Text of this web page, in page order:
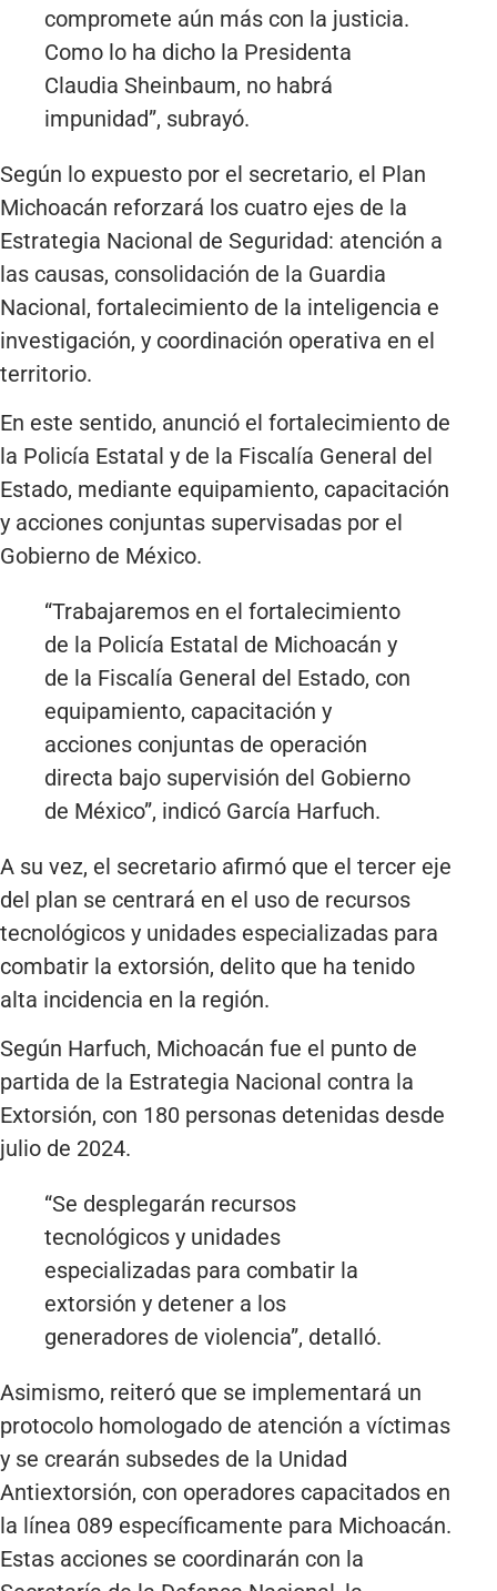
compromete aún más con la justicia.
Como lo ha dicho la Presidenta
Claudia Sheinbaum, no habrá
impunidad”, subrayó.
Según lo expuesto por el secretario, el Plan
Michoacán reforzará los cuatro ejes de la
Estrategia Nacional de Seguridad: atención a
las causas, consolidación de la Guardia
Nacional, fortalecimiento de la inteligencia e
investigación, y coordinación operativa en el
territorio.
En este sentido, anunció el fortalecimiento de
la Policía Estatal y de la Fiscalía General del
Estado, mediante equipamiento, capacitación
y acciones conjuntas supervisadas por el
Gobierno de México.
“Trabajaremos en el fortalecimiento
de la Policía Estatal de Michoacán y
de la Fiscalía General del Estado, con
equipamiento, capacitación y
acciones conjuntas de operación
directa bajo supervisión del Gobierno
de México”, indicó García Harfuch.
A su vez, el secretario afirmó que el tercer eje
del plan se centrará en el uso de recursos
tecnológicos y unidades especializadas para
combatir la extorsión, delito que ha tenido
alta incidencia en la región.
Según Harfuch, Michoacán fue el punto de
partida de la Estrategia Nacional contra la
Extorsión, con 180 personas detenidas desde
julio de 2024.
“Se desplegarán recursos
tecnológicos y unidades
especializadas para combatir la
extorsión y detener a los
generadores de violencia”, detalló.
Asimismo, reiteró que se implementará un
protocolo homologado de atención a víctimas
y se crearán subsedes de la Unidad
Antiextorsión, con operadores capacitados en
la línea 089 específicamente para Michoacán.
Estas acciones se coordinarán con la